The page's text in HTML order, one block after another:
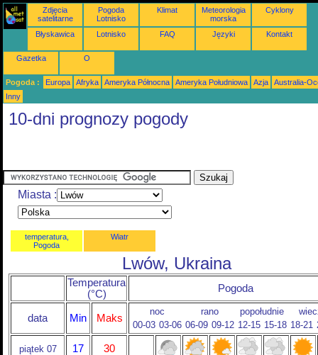
Zdjęcia
satelitarne
Pogoda
Lotnisko
Klimat
Meteorologia
morska
Cyklony
Błyskawica Lotnisko FAQ Języki Kontakt
Gazetka O
Pogoda : Europa Afryka Ameryka Północna Ameryka Południowa Azja
Australia-
Inny
10-dni prognozy pogody
Miasta :
temperatura,
Pogoda
Wiatr
Lwów, Ukraina
Temperatura
(°C)
Pogoda
data Min Maks
noc rano popołudnie
00-03 03-06 06-09 09-12 12-15 15-18 18-21
piątek 07 17 30